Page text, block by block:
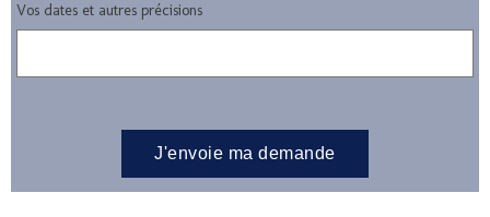
Vos dates et autres précisions